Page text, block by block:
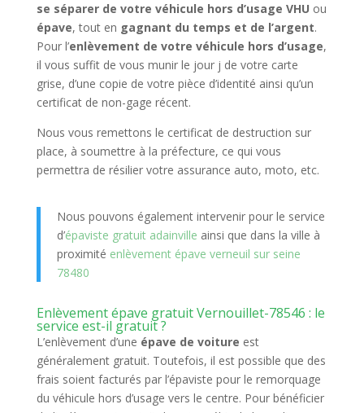
se séparer de votre véhicule hors d’usage VHU ou
épave, tout en gagnant du temps et de l’argent.
Pour l’enlèvement de votre véhicule hors d’usage,
il vous suffit de vous munir le jour j de votre carte
grise, d’une copie de votre pièce d’identité ainsi qu’un
certificat de non-gage récent.
Nous vous remettons le certificat de destruction sur
place, à soumettre à la préfecture, ce qui vous
permettra de résilier votre assurance auto, moto, etc.
Nous pouvons également intervenir pour le service
d’épaviste gratuit adainville ainsi que dans la ville à
proximité enlèvement épave verneuil sur seine
78480
Enlèvement épave gratuit Vernouillet-78546 : le
service est-il gratuit ?
L’enlèvement d’une épave de voiture est
généralement gratuit. Toutefois, il est possible que des
frais soient facturés par l’épaviste pour le remorquage
du véhicule hors d’usage vers le centre. Pour bénéficier